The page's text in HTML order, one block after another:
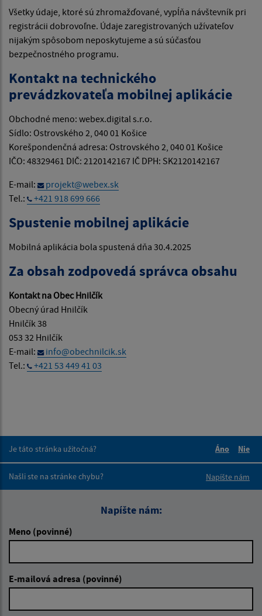
Všetky údaje, ktoré sú zhromažďované, vypĺňa návštevník pri
registrácii dobrovoľne. Údaje zaregistrovaných užívateľov
nijakým spôsobom neposkytujeme a sú súčasťou
bezpečnostného programu.
Kontakt na technického
prevádzkovateľa mobilnej aplikácie
Obchodné meno: webex.digital s.r.o.
Sídlo: Ostrovského 2, 040 01 Košice
Korešpondenčná adresa: Ostrovského 2, 040 01 Košice
IČO: 48329461 DIČ: 2120142167 IČ DPH: SK2120142167
E-mail:
projekt@webex.sk
Tel.:
+421 918 699 666
Spustenie mobilnej aplikácie
Mobilná aplikácia bola spustená dňa 30.4.2025
Za obsah zodpovedá správca obsahu
Kontakt na Obec Hnilčík
Obecný úrad Hnilčík
Hnilčík 38
053 32 Hnilčík
E-mail:
info@obechnilcik.sk
Tel.:
+421 53 449 41 03
Je táto stránka užitočná?
Áno
Nie
Našli ste na stránke chybu?
Napíšte nám
Napíšte nám:
Meno (povinné)
E-mailová adresa (povinné)